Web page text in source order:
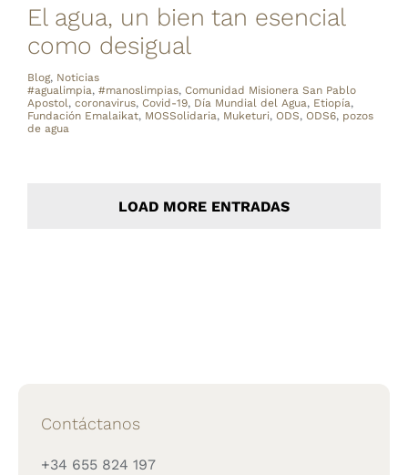
El agua, un bien tan esencial
como desigual
Blog, Noticias
#agualimpia, #manoslimpias, Comunidad Misionera San Pablo
Apostol, coronavirus, Covid-19, Día Mundial del Agua, Etiopía,
Fundación Emalaikat, MOSSolidaria, Muketuri, ODS, ODS6, pozos
de agua
LOAD MORE ENTRADAS
Contáctanos
+34 655 824 197